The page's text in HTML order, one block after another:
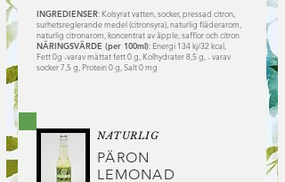
NATURLIG
PÄRON
LEMONAD
INGREDIENSER: Kolsyrat vatten, socker, pressad citron,
surhetsreglerande medel (citronsyra), naturlig fläderarom,
naturlig citronarom, koncentrat av äpple, safflor och citron
NÄRINGSVÄRDE (per 100ml): Energi 134 kj/32 kcal,
Fett 0g -varav mättat fett 0 g, Kolhydrater 8,5 g, - varav
socker 7,5 g, Protein 0 g, Salt 0 mg